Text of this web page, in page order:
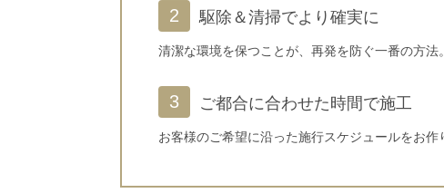
駆除＆清掃でより確実に
清潔な環境を保つことが、再発を防ぐ一番の方
ご都合に合わせた時間で施工
お客様のご希望に沿った施行スケジュールをお